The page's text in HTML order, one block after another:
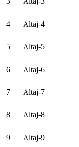
4 Altaj-4
5 Altaj-5
6 Altaj-6
7 Altaj-7
8 Altaj-8
9 Altaj-9